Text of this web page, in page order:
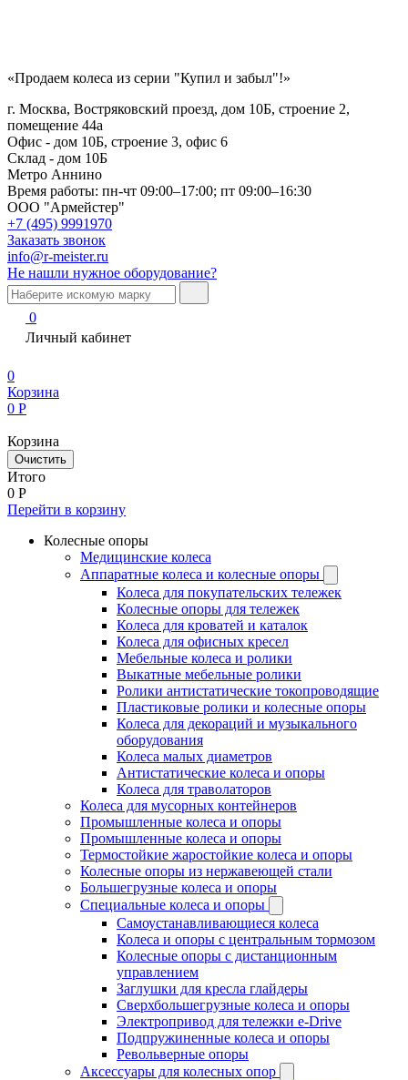
«Продаем колеса из серии "Купил и забыл"!»
г. Москва, Востряковский проезд, дом 10Б, строение 2,
помещение 44а
Офис - дом 10Б, строение 3, офис 6
Склад - дом 10Б
Метро Аннино
Время работы: пн-чт 09:00–17:00; пт 09:00–16:30
ООО "Армейстер"
+7 (495) 9991970
Заказать звонок
info@r-meister.ru
Не нашли нужное оборудование?
0
Личный кабинет
0
Корзина
0 Р
Корзина
Очистить
Итого
0 Р
Перейти в корзину
Колесные опоры
Медицинские колеса
Аппаратные колеса и колесные опоры
Колеса для покупательских тележек
Колесные опоры для тележек
Колеса для кроватей и каталок
Колеса для офисных кресел
Мебельные колеса и ролики
Выкатные мебельные ролики
Ролики антистатические токопроводящие
Пластиковые ролики и колесные опоры
Колеса для декораций и музыкального
оборудования
Колеса малых диаметров
Антистатические колеса и опоры
Колеса для траволаторов
Колеса для мусорных контейнеров
Промышленные колеса и опоры
Промышленные колеса и опоры
Термостойкие жаростойкие колеса и опоры
Колесные опоры из нержавеющей стали
Большегрузные колеса и опоры
Специальные колеса и опоры
Самоустанавливающиеся колеса
Колеса и опоры с центральным тормозом
Колесные опоры с дистанционным
управлением
Заглушки для кресла глайдеры
Сверхбольшегрузные колеса и опоры
Электропривод для тележки e-Drive
Подпружиненные колеса и опоры
Револьверные опоры
Аксессуары для колесных опор